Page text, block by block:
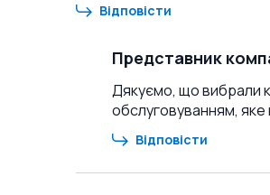
Відповісти
Представник
Дякуємо, що вибрали
обслуговуванням, яке
Відповісти